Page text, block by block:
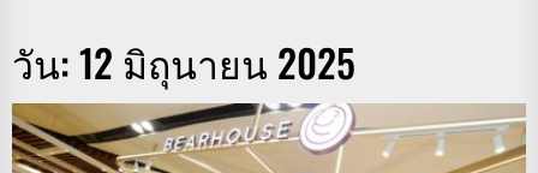
วัน:12 มิถุนายน 2025